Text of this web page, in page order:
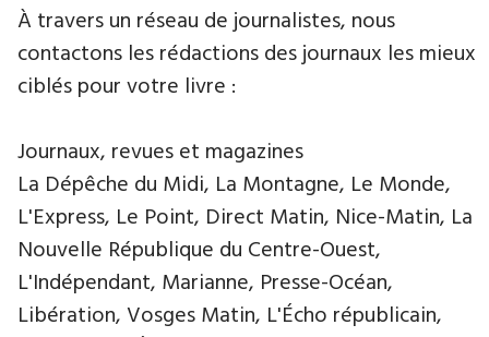
À travers un réseau de journalistes, nous
contactons les rédactions des journaux les mieux
ciblés pour votre livre :
Journaux, revues et magazines
La Dépêche du Midi, La Montagne, Le Monde,
L'Express, Le Point, Direct Matin, Nice-Matin, La
Nouvelle République du Centre-Ouest,
L'Indépendant, Marianne, Presse-Océan,
Libération, Vosges Matin, L'Écho républicain,